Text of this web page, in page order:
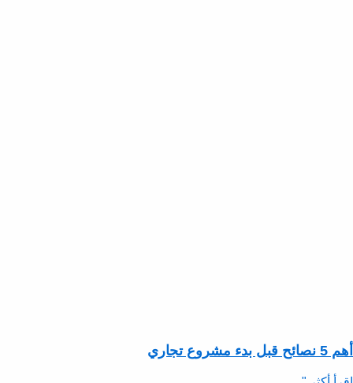
أهم 5 نصائح قبل بدء مشروع تجاري